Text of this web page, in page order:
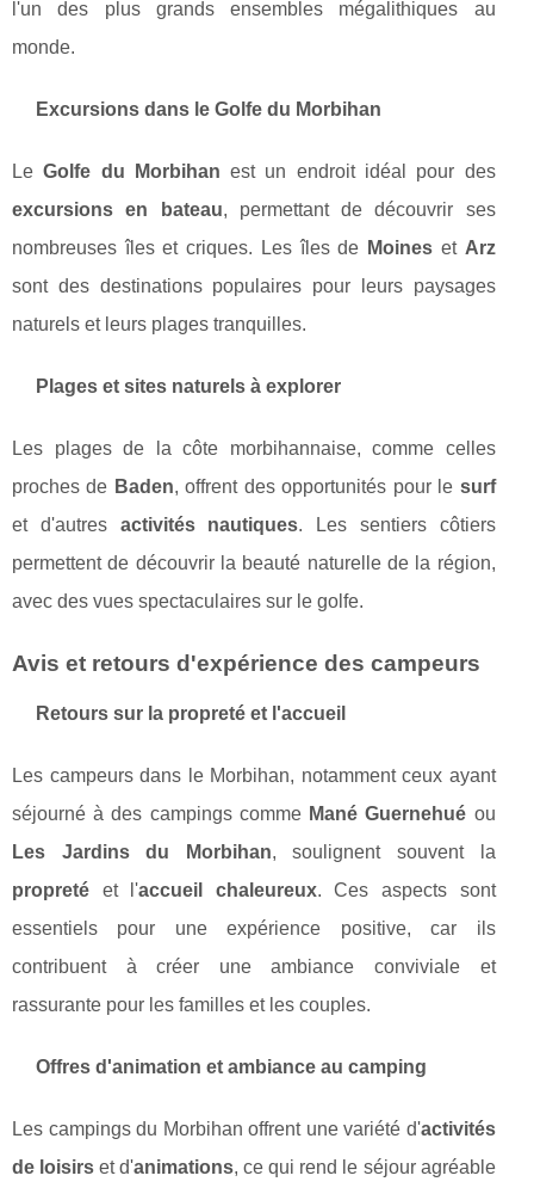
l'un des plus grands ensembles mégalithiques au
monde.
Excursions dans le Golfe du Morbihan
LeGolfe du Morbihan est un endroit idéal pour des
excursions en bateau, permettant de découvrir ses
nombreuses îles et criques. Les îles de Moines et Arz
sont des destinations populaires pour leurs paysages
naturels et leurs plages tranquilles.
Plages et sites naturels à explorer
Les plages de la côte morbihannaise, comme celles
proches de Baden, offrent des opportunités pour le surf
et d'autres activités nautiques. Les sentiers côtiers
permettent de découvrir la beauté naturelle de la région,
avec des vues spectaculaires sur le golfe.
Avis et retours d'expérience des campeurs
Retours sur la propreté et l'accueil
Les campeurs dans le Morbihan, notamment ceux ayant
séjourné à des campings comme Mané Guernehué ou
Les Jardins du Morbihan, soulignent souvent la
propreté et l'accueil chaleureux. Ces aspects sont
essentiels pour une expérience positive, car ils
contribuent à créer une ambiance conviviale et
rassurante pour les familles et les couples.
Offres d'animation et ambiance au camping
Les campings du Morbihan offrent une variété d'activités
de loisirs et d'animations, ce qui rend le séjour agréable